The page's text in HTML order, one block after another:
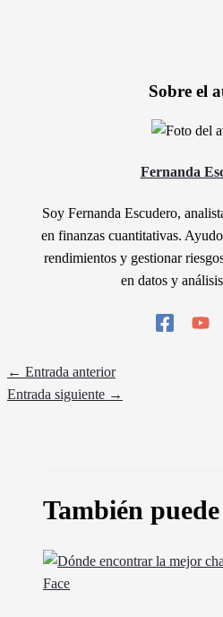
Sobre el
Fernanda
Soy Fernanda Escudero,
en finanzas cuantitativas.
rendimientos y gestionar
en datos y
← Entrada anterior
Entrada siguiente →
También